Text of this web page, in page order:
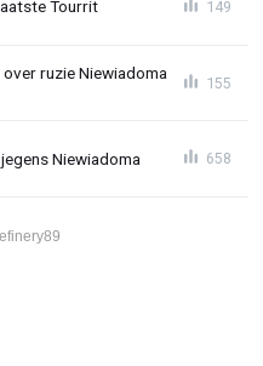
Tourrit 149
ruzie Niewiadoma
155
Niewiadoma 658